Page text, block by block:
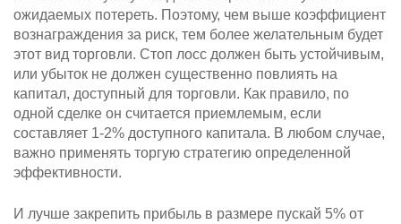
ожидаемых потереть. Поэтому, чем выше коэффициент
вознаграждения за риск, тем более желательным будет
этот вид торговли. Стоп лосс должен быть устойчивым,
или убыток не должен существенно повлиять на
капитал, доступный для торговли. Как правило, по
одной сделке он считается приемлемым, если
составляет 1-2% доступного капитала. В любом случае,
важно применять торгую стратегию определенной
эффективности.
И лучше закрепить прибыль в размере пускай 5% от